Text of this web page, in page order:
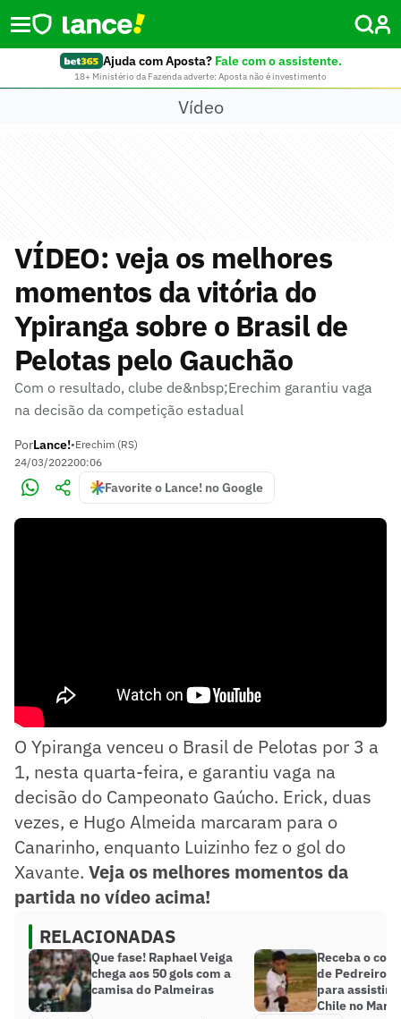
Ajuda com Aposta? Fale com o assistente.
18+ Ministério da Fazenda adverte: Aposta não é investimento
Vídeo
VÍDEO: veja os melhores
momentos da vitória do
Ypiranga sobre o Brasil de
Pelotas pelo Gauchão
Com o resultado, clube de&nbsp;Erechim garantiu vaga
na decisão da competição estadual
PorLance!•Erechim (RS)
24/03/202200:06
Favorite o Lance! no Google
O Ypiranga venceu o Brasil de Pelotas por 3 a
1, nesta quarta-feira, e garantiu vaga na
decisão do Campeonato Gaúcho. Erick, duas
vezes, e Hugo Almeida marcaram para o
Canarinho, enquanto Luizinho fez o gol do
Xavante. Veja os melhores momentos da
partida no vídeo acima!
RELACIONADAS
Que fase! Raphael Veiga
chega aos 50 gols com a
camisa do Palmeiras
Receba o
de Pedreiro’
para assistir
Chile no